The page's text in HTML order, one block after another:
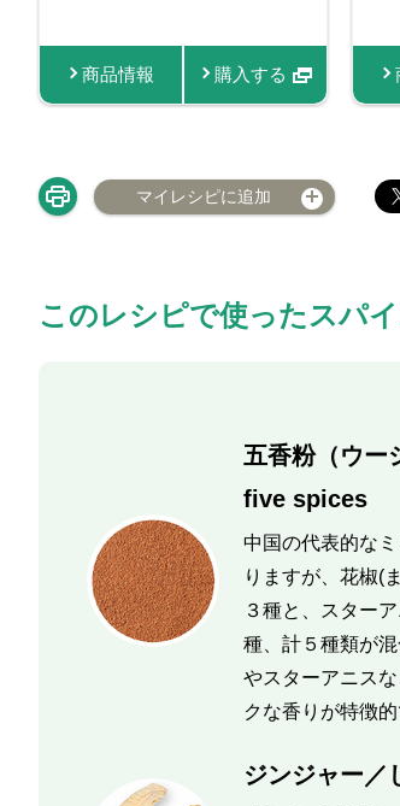
商品情報 購入する
商品情報 購入する
マイレシピに追加
このレシピで使ったスパ
五香粉（ウー
five spices
中国の代表的な
りますが、花椒(
３種と、スター
種、計５種類が
やスターアニス
クな香りが特徴的
ジンジャー／